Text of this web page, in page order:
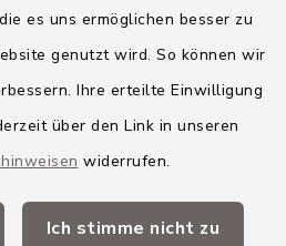
es uns ermöglichen besser zu
genutzt wird. So können wir
Ihre erteilte Einwilligung
über den Link in unseren
widerrufen.
Ich stimme nicht zu